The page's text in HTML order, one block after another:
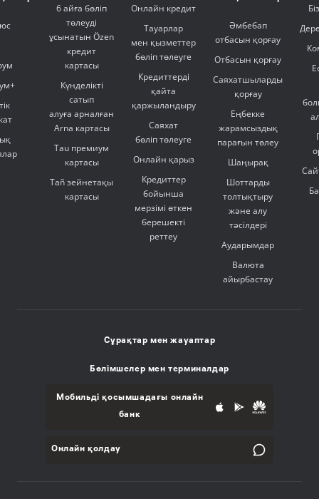
6 айға бөліп
төлеуді
ұсынатын Özen
кредит
картасы
Күнделікті
сатып
алуға арналған
Arna картасы
Tau премиум
картасы
Tañ зейнетақы
картасы
Онлайн кредит
Тауарлар
мен қызметтер
бөліп төлеуге
Кредиттерді
қайта
қаржыландыру
Саяхат
бөліп төлеуге
Онлайн қарыз
Кредиттер
бойынша
мерзімі өткен
берешекті
реттеу
Әмбебап
отбасын қорғау
Отбасын қорғау
Саяхатшыларды
қорғау
Еңбекке
жарамсыздық
парағын төлеу
Шаңырақ
Шоттарды
толтықтыру
және алу
тәсілдері
Аударымдар
Валюта
айырбастау
Сұрақтар мен жауаптар
Бөлімшелер мен терминалдар
Мобильді қосымшадағы онлайн
банк
Онлайн қолдау